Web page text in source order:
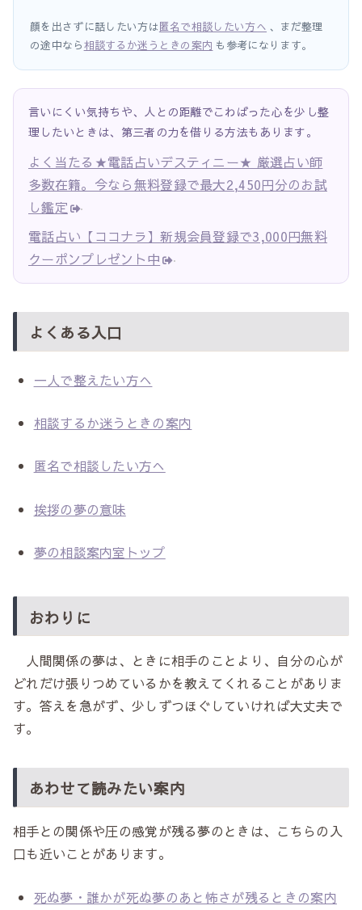
顔を出さずに話したい方は匿名で相談したい方へ 、まだ整理
の途中なら相談するか迷うときの案内 も参考になります。
言いにくい気持ちや、人との距離でこわばった心を少し整
理したいときは、第三者の力を借りる方法もあります。
よく当たる★電話占いデスティニー★ 厳選占い師
多数在籍。今なら無料登録で最大2,450円分のお試
し鑑定
電話占い【ココナラ】新規会員登録で3,000円無料
クーポンプレゼント中
よくある入口
一人で整えたい方へ
相談するか迷うときの案内
匿名で相談したい方へ
挨拶の夢の意味
夢の相談案内室トップ
おわりに
人間関係の夢は、ときに相手のことより、自分の心が
どれだけ張りつめているかを教えてくれることがありま
す。答えを急がず、少しずつほぐしていければ大丈夫で
す。
あわせて読みたい案内
相手との関係や圧の感覚が残る夢のときは、こちらの入
口も近いことがあります。
死ぬ夢・誰かが死ぬ夢のあと怖さが残るときの案内